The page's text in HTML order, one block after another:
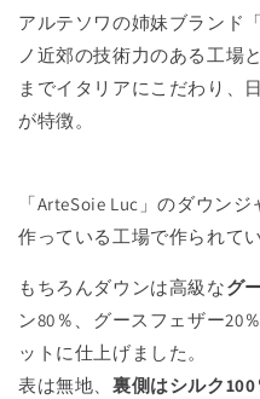
アルテソワの姉妹ブランド
ノ近郊の技術力のある工場
までイタリアにこだわり、
が特徴。
「ArteSoie Luc」のダウン
作っている工場で作られてい
もちろんダウンは高級なグ
ン80％、グースフェザー20
ットに仕上げました。
表は無地、 裏側はシルク